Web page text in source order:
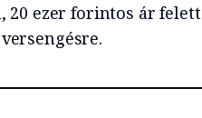
20 ezer forintos ár felett